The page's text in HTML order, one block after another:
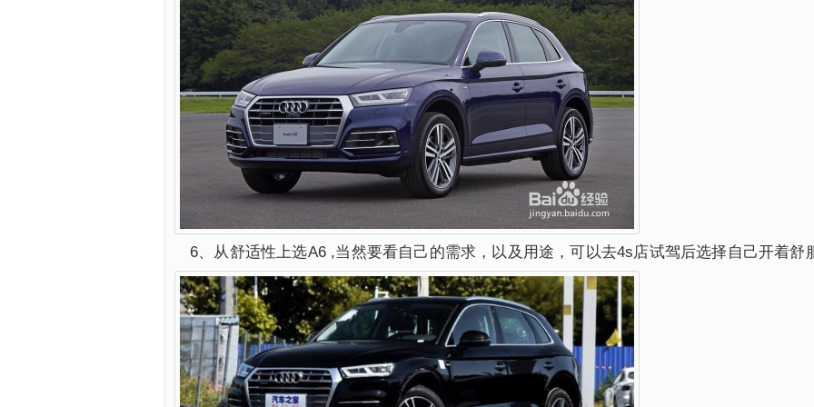
6、从舒适性上选A6 ,当然要看自己的需求，以及用途，可以去4s店试驾后选择自己开着舒